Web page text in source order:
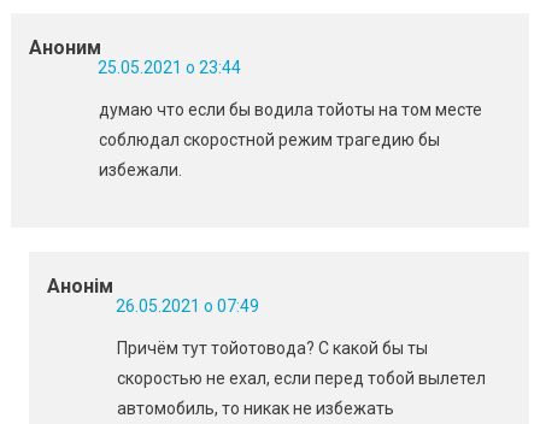
Аноним
25.05.2021 о 23:44
думаю что если бы водила тойоты на том месте
соблюдал скоростной режим трагедию бы
избежали.
Анонім
26.05.2021 о 07:49
Причём тут тойотовода? С какой бы ты
скоростью не ехал, если перед тобой вылетел
автомобиль, то никак не избежать